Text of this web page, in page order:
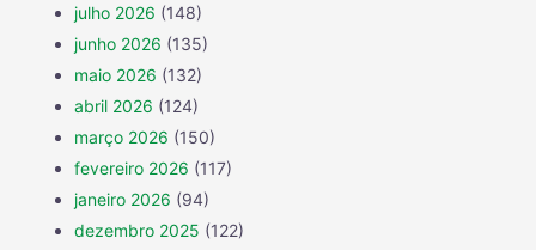
julho 2026 (148)
junho 2026 (135)
maio 2026 (132)
abril 2026 (124)
março 2026 (150)
fevereiro 2026 (117)
janeiro 2026 (94)
dezembro 2025 (122)